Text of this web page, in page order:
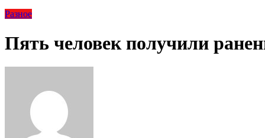
Разное
Пять человек получили